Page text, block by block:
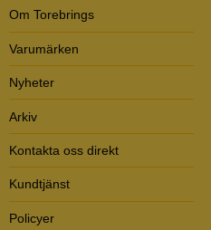
Om Torebrings
Varumärken
Nyheter
Arkiv
Kontakta oss direkt
Kundtjänst
Policyer